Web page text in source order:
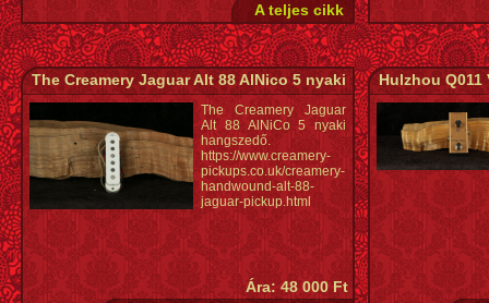
A teljes cikk
The Creamery Jaguar Alt 88 AlNico 5 nyaki
The Creamery Jaguar
Alt 88 AlNiCo 5 nyaki
hangszedő.
https://www.creamery-
pickups.co.uk/creamery-
handwound-alt-88-
jaguar-pickup.html
Ára: 48 000 Ft
Hulzhou Q011